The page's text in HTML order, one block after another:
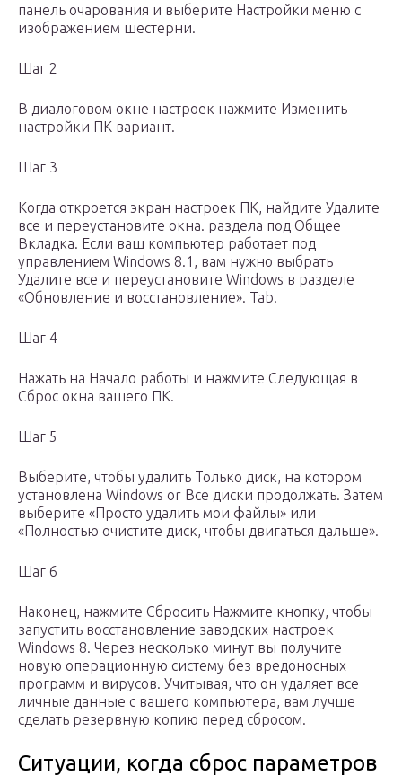
панель очарования и выберите Настройки меню с
изображением шестерни.
Шаг 2
В диалоговом окне настроек нажмите Изменить
настройки ПК вариант.
Шаг 3
Когда откроется экран настроек ПК, найдите Удалите
все и переустановите окна. раздела под Общее
Вкладка. Если ваш компьютер работает под
управлением Windows 8.1, вам нужно выбрать
Удалите все и переустановите Windows в разделе
«Обновление и восстановление». Tab.
Шаг 4
Нажать на Начало работы и нажмите Следующая в
Сброс окна вашего ПК.
Шаг 5
Выберите, чтобы удалить Только диск, на котором
установлена ​​Windows or Все диски продолжать. Затем
выберите «Просто удалить мои файлы» или
«Полностью очистите диск, чтобы двигаться дальше».
Шаг 6
Наконец, нажмите Сбросить Нажмите кнопку, чтобы
запустить восстановление заводских настроек
Windows 8. Через несколько минут вы получите
новую операционную систему без вредоносных
программ и вирусов. Учитывая, что он удаляет все
личные данные с вашего компьютера, вам лучше
сделать резервную копию перед сбросом.
Ситуации, когда сброс параметров